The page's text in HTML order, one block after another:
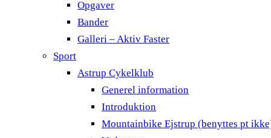
Opgaver
Bander
Galleri – Aktiv Faster
Sport
Astrup Cykelklub
Generel information
Introduktion
Mountainbike Ejstrup (benyttes pt